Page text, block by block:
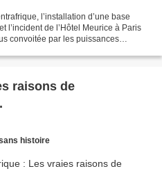
l’installation d’une base
l’incident de l’Hôtel Meurice à Paris
convoitée par les puissances
raisons de
histoire